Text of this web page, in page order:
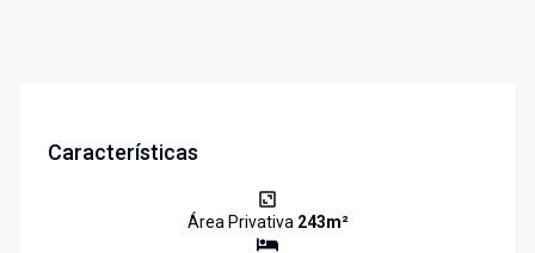
Características
Área Privativa 243m²